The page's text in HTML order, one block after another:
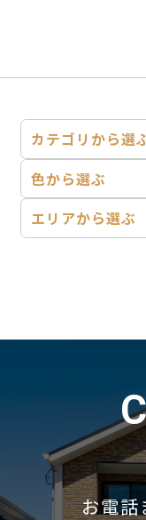
カテゴリから選
色から選ぶ
エリアから選ぶ
お電話